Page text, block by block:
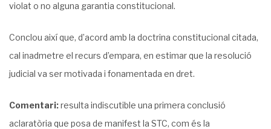
violat o no alguna garantia constitucional.
Conclou així que, d’acord amb la doctrina constitucional citada,
cal inadmetre el recurs d’empara, en estimar que la resolució
judicial va ser motivada i fonamentada en dret.
Comentari:resulta indiscutible una primera conclusió
aclaratòria que posa de manifest la STC, com és la